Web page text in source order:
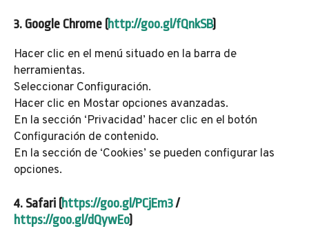
3. Google Chrome (http://goo.gl/fQnkSB)
Hacer clic en el menú situado en la barra de
herramientas.
Seleccionar Configuración.
Hacer clic en Mostar opciones avanzadas.
En la sección ‘Privacidad’ hacer clic en el botón
Configuración de contenido.
En la sección de ‘Cookies’ se pueden configurar las
opciones.
4. Safari (https://goo.gl/PCjEm3/
https://goo.gl/dQywEo)